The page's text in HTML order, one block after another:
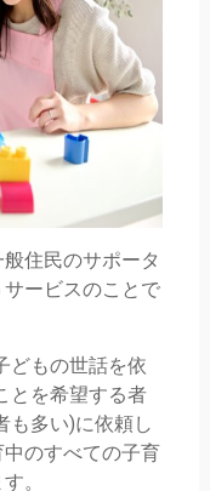
住民のサポータ
ービスのことで
どもの世話を依
とを希望する者
も多い)に依頼し
のすべての子育
。